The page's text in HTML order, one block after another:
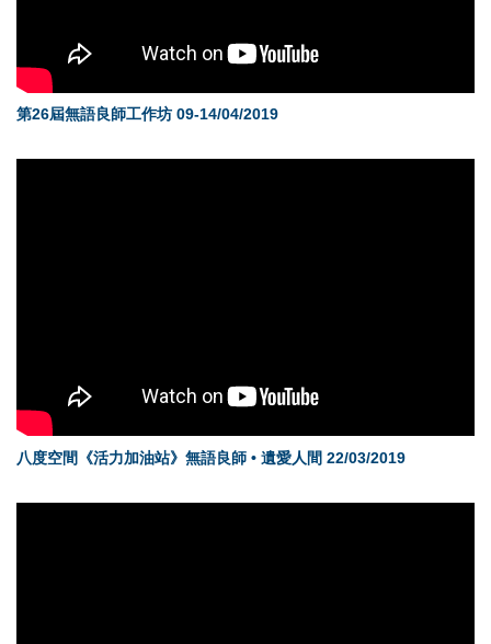
第26屆無語良師工作坊 09-14/04/2019
八度空間《活力加油站》無語良師 • 遺愛人間 22/03/2019